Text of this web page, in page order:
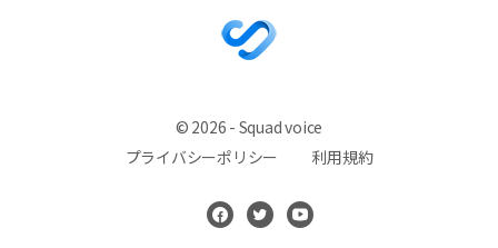
© 2026 - Squad voice
プライバシーポリシー
利用規約